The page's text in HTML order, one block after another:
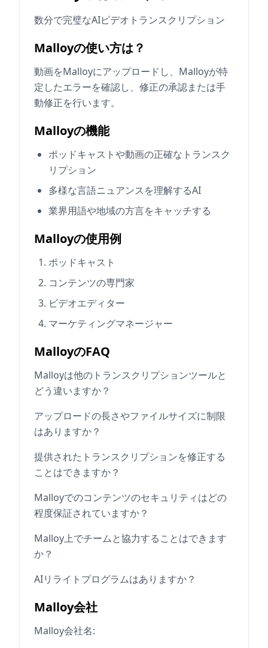
数分で完璧なAIピデオトランスクリプション
Malloyの使い方は？
動画をMalloyにアップロードし、Malloyが特
定したエラーを確認し、修正の承認または手
動修正を行います。
Malloyの機能
ポッドキャストや動画の正確なトランスク
リプション
多様な言語ニュアンスを理解するAI
業界用語や地域の方言をキャッチする
Malloyの使用例
ポッドキャスト
コンテンツの専門家
ビデオエディター
マーケティングマネージャー
MalloyのFAQ
Malloyは他のトランスクリプションツールと
どう違いますか？
アップロードの長さやファイルサイズに制限
はありますか？
提供されたトランスクリプションを修正する
ことはできますか？
Malloyでのコンテンツのセキュリティはどの
程度保証されていますか？
Malloy上でチームと協力することはできます
か？
AIリライトプログラムはありますか？
Malloy会社
Malloy会社名: